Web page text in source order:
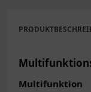
Multifunktion